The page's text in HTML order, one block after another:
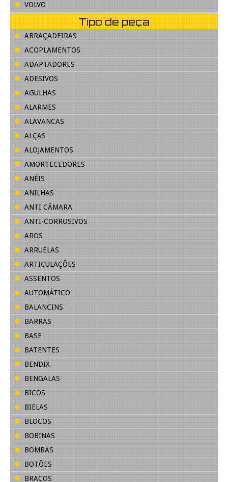
VOLVO
Tipo de peça
ABRAÇADEIRAS
ACOPLAMENTOS
ADAPTADORES
ADESIVOS
AGULHAS
ALARMES
ALAVANCAS
ALÇAS
ALOJAMENTOS
AMORTECEDORES
ANÉIS
ANILHAS
ANTI CÂMARA
ANTI-CORROSIVOS
AROS
ARRUELAS
ARTICULAÇÕES
ASSENTOS
AUTOMÁTICO
BALANCINS
BARRAS
BASE
BATENTES
BENDIX
BENGALAS
BICOS
BIELAS
BLOCOS
BOBINAS
BOMBAS
BOTÕES
BRAÇOS